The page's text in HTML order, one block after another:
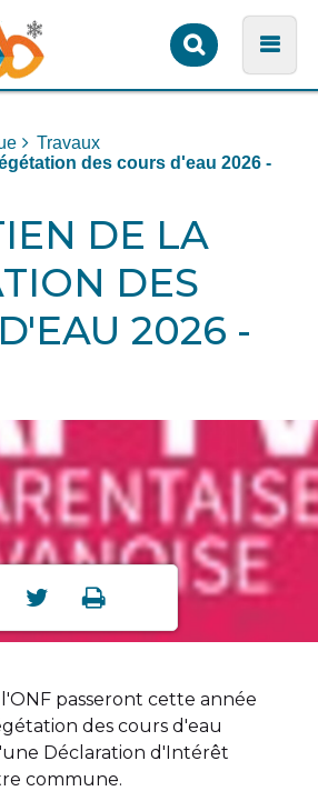
Formulaire
de
Travaux
des cours d'eau 2026 -
DE LA
DES
2026 -
Partager

Partager
sur
Imprimer
passeront cette année
des cours d'eau
Déclaration d'Intérêt
commune.